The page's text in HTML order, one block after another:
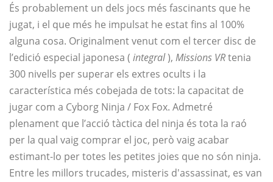
És probablement un dels jocs més fascinants que he
jugat, i el que més he impulsat he estat fins al 100%
alguna cosa. Originalment venut com el tercer disc de
l’edició especial japonesa ( integral), Missions VRtenia
300 nivells per superar els extres ocults i la
característica més cobejada de tots: la capacitat de
jugar com a Cyborg Ninja / Fox Fox. Admetré
plenament que l’acció tàctica del ninja és tota la raó
per la qual vaig comprar el joc, però vaig acabar
estimant-lo per totes les petites joies que no són ninja.
Entre les millors trucades, misteris d'assassinat, es van